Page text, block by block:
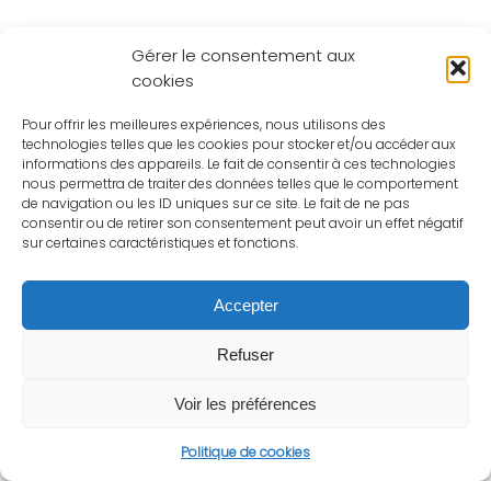
Gérer le consentement aux
cookies
Pour offrir les meilleures expériences, nous utilisons des
technologies telles que les cookies pour stocker et/ou accéder aux
informations des appareils. Le fait de consentir à ces technologies
nous permettra de traiter des données telles que le comportement
de navigation ou les ID uniques sur ce site. Le fait de ne pas
consentir ou de retirer son consentement peut avoir un effet négatif
sur certaines caractéristiques et fonctions.
Accepter
Refuser
Voir les préférences
Politique de cookies